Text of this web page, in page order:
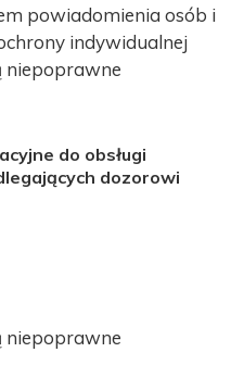
powiadomienia osób i
indywidualnej
niepoprawne
do obsługi
dozorowi
niepoprawne